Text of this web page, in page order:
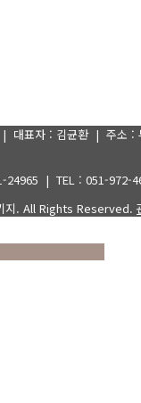
대표자 : 김균환 | 주소 :
24965 | TEL : 051-972-
. All Rights Reserved.